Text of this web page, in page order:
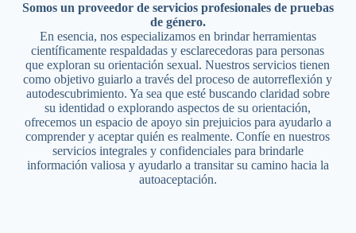
Somos un proveedor de servicios profesionales de pruebas
de género.
En esencia, nos especializamos en brindar herramientas
científicamente respaldadas y esclarecedoras para personas
que exploran su orientación sexual. Nuestros servicios tienen
como objetivo guiarlo a través del proceso de autorreflexión y
autodescubrimiento. Ya sea que esté buscando claridad sobre
su identidad o explorando aspectos de su orientación,
ofrecemos un espacio de apoyo sin prejuicios para ayudarlo a
comprender y aceptar quién es realmente. Confíe en nuestros
servicios integrales y confidenciales para brindarle
información valiosa y ayudarlo a transitar su camino hacia la
autoaceptación.